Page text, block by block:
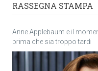
RASSEGNA STAMPA
Anne Applebaum e il
prima che sia troppo tardi